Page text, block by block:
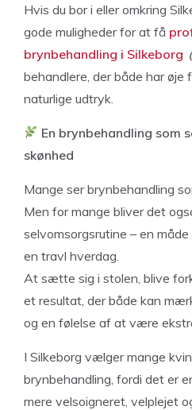
Hvis du bor i eller omkring
gode muligheder for at få
brynbehandling i Silkeborg
behandlere, der både har
naturlige udtryk.
En brynbehandling som
skønhed
Mange ser brynbehandling
Men for mange bliver det
selvomsorgsrutine – en
en travl hverdag.
At sætte sig i stolen, blive
et resultat, der både kan
og en følelse af at være
I Silkeborg vælger mange
brynbehandling, fordi det er
mere velsoigneret, velplejet